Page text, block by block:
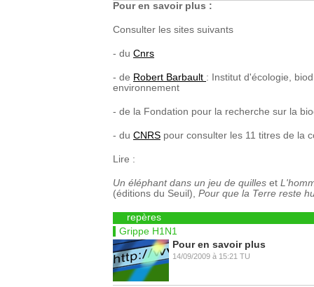
Pour en savoir plus :
Consulter les sites suivants
- du Cnrs
- de Robert Barbault : Institut d'écologie,
environnement
- de la Fondation pour la recherche sur la
- du CNRS pour consulter les 11 titres de la
Lire :
Un éléphant dans un jeu de quilles et
(éditions du Seuil), Pour que la Terre reste
repères
Grippe H1N1
Pour en savoir plus
14/09/2009 à 15:21 TU